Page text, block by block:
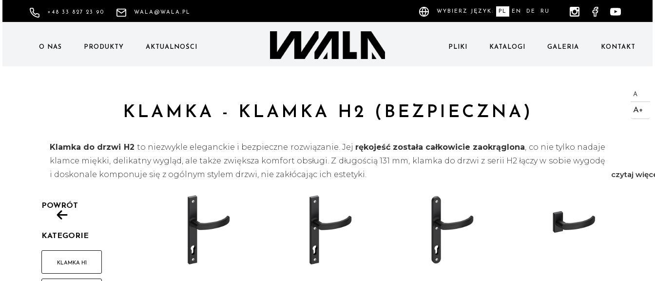
+48 33 827 23 90 WALA@WALA.PL WYBIERZ JĘZYK: PL EN DE RU
O NAS PRODUKTY AKTUALNOŚCI PLIKI KATALOGI GALERIA KONTAKT
KLAMKA - KLAMKA H2 (BEZPIECZNA)
Klamka do drzwi H2 to niezwykle eleganckie i bezpieczne rozwiązanie. Jej rękojeść została całkowicie zaokrąglona, co nie tylko nadaje
klamce miękki, delikatny wygląd, ale także zwiększa komfort obsługi. Z długością 131 mm, klamka do drzwi z serii H2 łączy w sobie wygodę
i doskonale komponuje się z ogólnym stylem drzwi, nie zakłócając ich estetyki.
Klamka serii H2 posiada dwustronną konstrukcję
, umożliwiając użytkownikowi wybór między konfiguracją klamko-klamka a klamko-
gałka. Dodatkowo, oferowane przez nas klamki jednostronne doskonale współgrają z uchwytami zamontowanymi po stronie
zewnętrznej drzwi, tworząc spójny zestaw.
POWRÓT
KATEGORIE
KLAMKA H1
A
A+